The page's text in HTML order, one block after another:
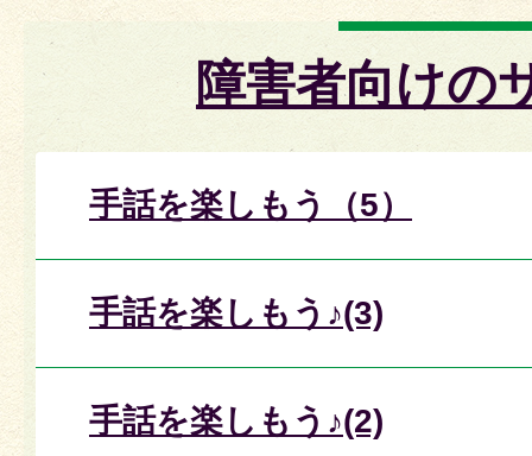
障害者向けの
手話を楽しもう（5）
手話を楽しもう♪(3)
手話を楽しもう♪(2)